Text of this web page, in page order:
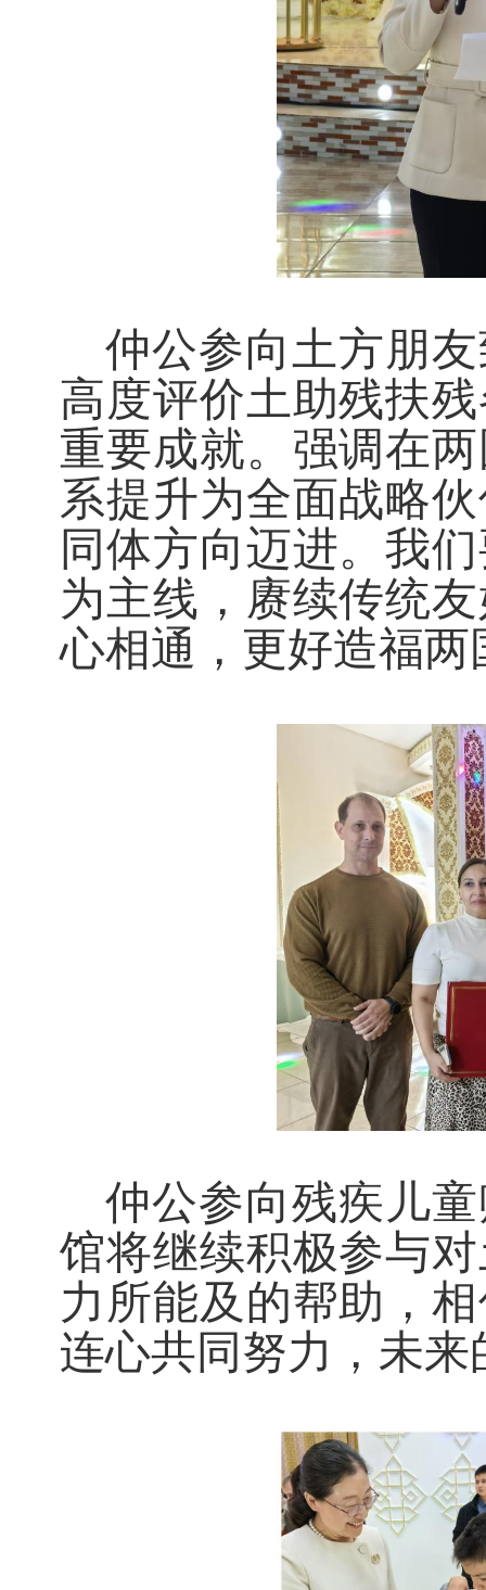
仲公参向土方朋
高度评价土助残扶
重要成就。强调在
系提升为全面战略
同体方向迈进。我
为主线，赓续传统
心相通，更好造福
仲公参向残疾儿
馆将继续积极参与
力所能及的帮助，
连心共同努力，未